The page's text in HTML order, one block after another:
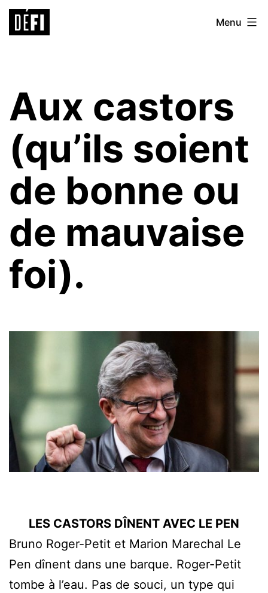
Aller
Défi
Menu
Aux castors
(qu’ils soient
de bonne ou
de mauvaise
foi).
LES CASTORS DÎNENT AVEC LE PEN
Bruno Roger-Petit et Marion Marechal Le
Pen dînent dans une barque. Roger-Petit
tombe à l’eau. Pas de souci, un type qui